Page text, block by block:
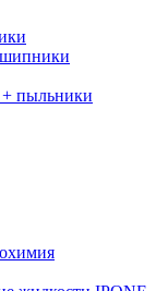
+ пыльники